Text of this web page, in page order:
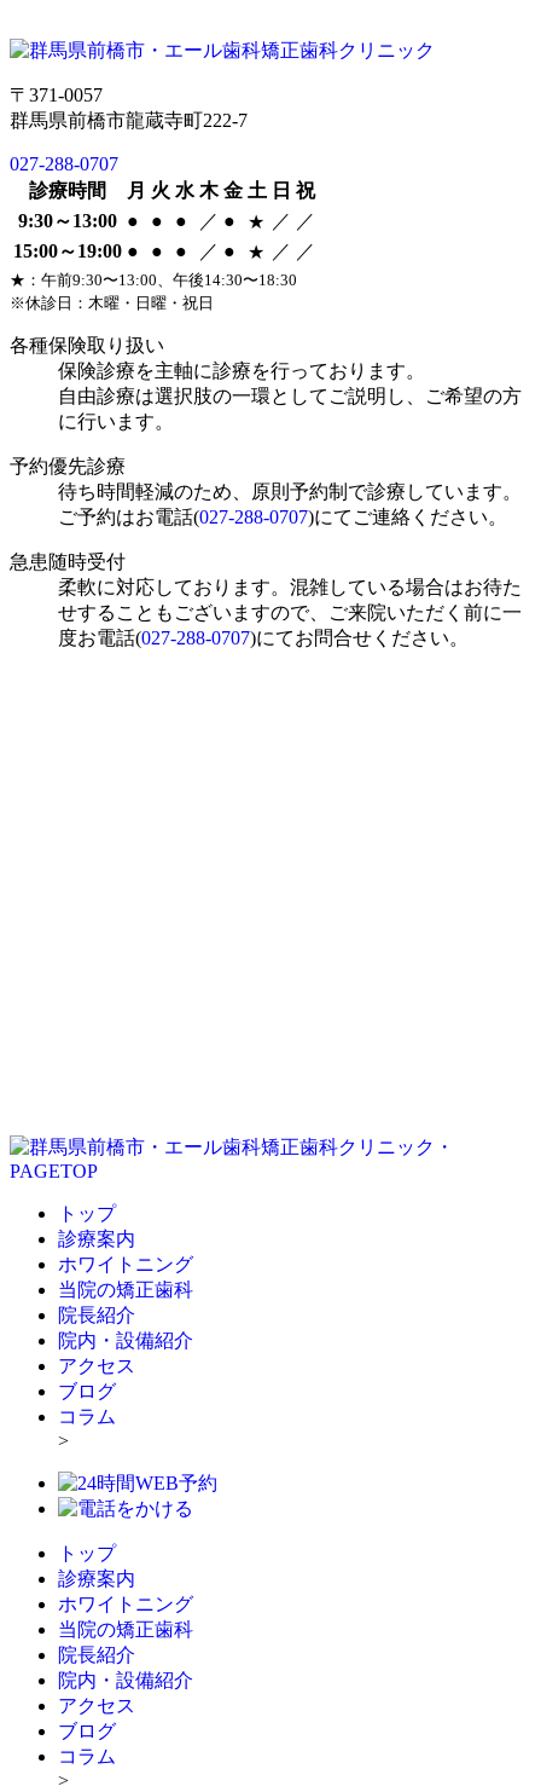
〒371-0057
群馬県前橋市龍蔵寺町222-7
027-288-0707
診療時間
月 火 水 木 金 土 日 祝
9:30～13:00 ● ● ● ／ ● ★ ／ ／
15:00～19:00 ● ● ● ／ ● ★ ／ ／
★：午前9:30〜13:00、午後14:30〜18:30
※休診日：木曜・日曜・祝日
各種保険取り扱い
保険診療を主軸に診療を行っております。
自由診療は選択肢の一環としてご説明し、ご希望の方
に行います。
予約優先診療
待ち時間軽減のため、原則予約制で診療しています。
ご予約はお電話(027-288-0707)にてご連絡ください。
急患随時受付
柔軟に対応しております。混雑している場合はお待た
せすることもございますので、ご来院いただく前に一
度お電話(027-288-0707)にてお問合せください。
トップ
診療案内
ホワイトニング
当院の矯正歯科
院長紹介
院内・設備紹介
アクセス
ブログ
コラム
>
トップ
診療案内
ホワイトニング
当院の矯正歯科
院長紹介
院内・設備紹介
アクセス
ブログ
コラム
>